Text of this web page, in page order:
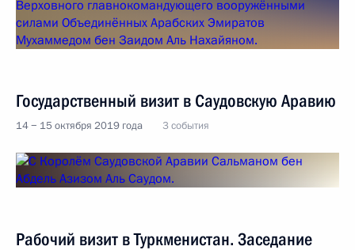
Государственный визит в Саудовскую Аравию
14 − 15 октября 2019 года 3 события
Рабочий визит в Туркменистан. Заседание